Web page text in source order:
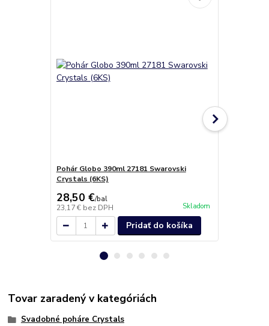
Pohár Globo 390ml 27181 Swarovski
Crystals (6KS)
28,50 €/bal
23,17 € bez DPH Skladom
Pridať do košíka
Tovar zaradený v kategóriách
Svadobné poháre Crystals